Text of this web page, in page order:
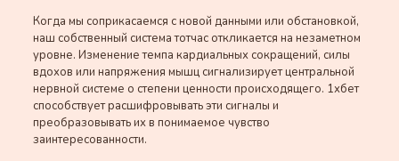
Когда мы соприкасаемся с новой данными или обстановкой,
наш собственный система тотчас откликается на незаметном
уровне. Изменение темпа кардиальных сокращений, силы
вдохов или напряжения мышц сигнализирует центральной
нервной системе о степени ценности происходящего. 1хбет
способствует расшифровывать эти сигналы и
преобразовывать их в понимаемое чувство
заинтересованности.